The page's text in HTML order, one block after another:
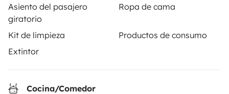
Asiento del pasajero
giratorio
Ropa de cama
Kit de limpieza
Productos de consumo
Extintor
Cocina/Comedor
3.84/5 sobre 1170 opiniones de usuarios en Trusted
Shops